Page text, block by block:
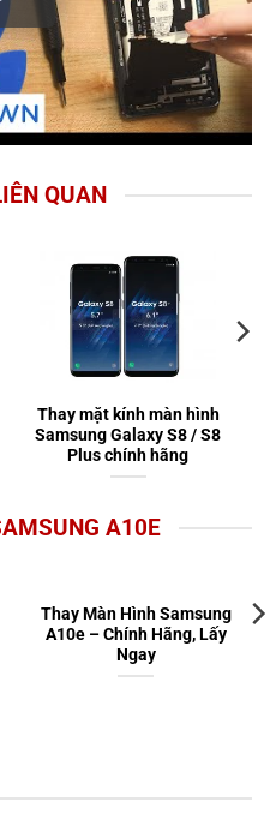
QUAN
Thay mặt kính màn hình
Samsung Galaxy S8 / S8
Plus chính hãng
A10E
Thay Màn Hình Samsung
A10e – Chính Hãng, Lấy
Ngay